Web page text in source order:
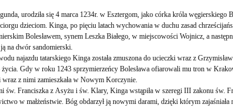
się 4 marca 1234r. w Esztergom, jako córka króla węgierskiego
dzieciom. Kinga, po pięciu latach wychowania w duchu zasad
Bolesławem, synem Leszka Białego, w miejscowości Wojnicz, a
na dwór sandomierski.
tatarskiego Kinga została zmuszona do ucieczki wraz z Grzymisławą
życia. Gdy w roku 1243 sprzymierzeńcy Bolesława ofiarowali mu tron w
z nimi zamieszkała w Nowym Korczynie.
z Asyżu i św. Klary, Kinga wstąpiła w szeregi III zakonu św.
w małżeństwie. Bóg obdarzył ją nowymi darami, dzięki którym